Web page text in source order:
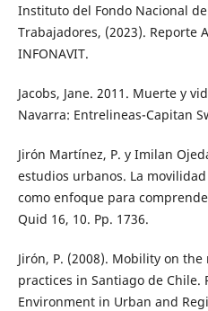
Instituto del Fondo Nacional
Trabajadores, (2023). Reporte
INFONAVIT.
Jacobs, Jane. 2011. Muerte y
Navarra: Entrelineas-Capitan
Jirón Martínez, P. y Imilan
estudios urbanos. La
como enfoque para
Quid 16, 10. Pp. 1736.
Jirón, P. (2008). Mobility on
practices in Santiago de Chile.
Environment in Urban and